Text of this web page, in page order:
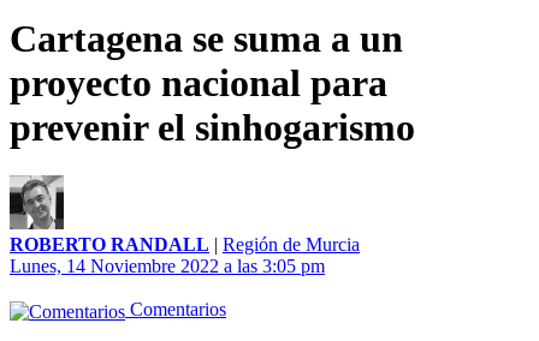
Cartagena se suma a un
proyecto nacional para
prevenir el sinhogarismo
ROBERTO RANDALL | Región de Murcia
Lunes, 14 Noviembre 2022 a las 3:05 pm
Comentarios